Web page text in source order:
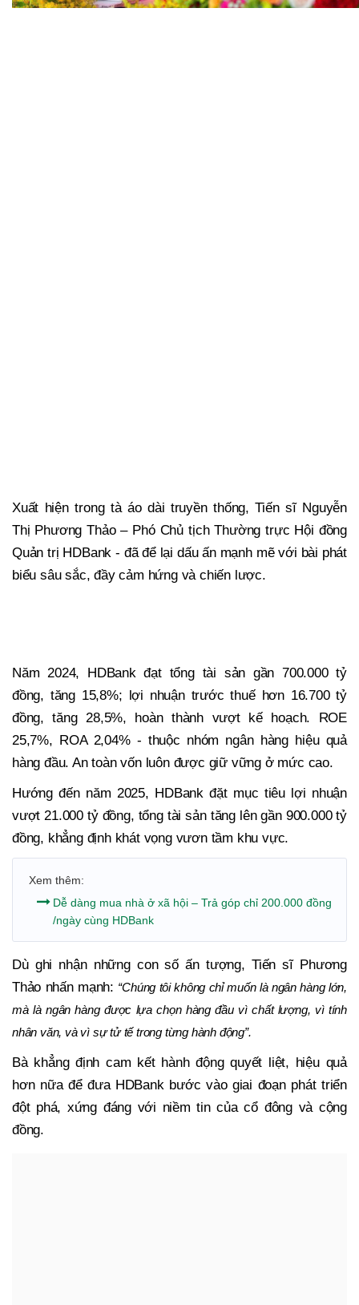
Xuất hiện trong tà áo dài truyền thống, Tiến sĩ Nguyễn
Thị Phương Thảo – Phó Chủ tịch Thường trực Hội đồng
Quản trị HDBank - đã để lại dấu ấn mạnh mẽ với bài phát
biểu sâu sắc, đầy cảm hứng và chiến lược.
Năm 2024, HDBank đạt tổng tài sản gần 700.000 tỷ
đồng, tăng 15,8%; lợi nhuận trước thuế hơn 16.700 tỷ
đồng, tăng 28,5%, hoàn thành vượt kế hoạch. ROE
25,7%, ROA 2,04% - thuộc nhóm ngân hàng hiệu quả
hàng đầu. An toàn vốn luôn được giữ vững ở mức cao.
Hướng đến năm 2025, HDBank đặt mục tiêu lợi nhuận
vượt 21.000 tỷ đồng, tổng tài sản tăng lên gần 900.000 tỷ
đồng, khẳng định khát vọng vươn tầm khu vực.
Xem thêm:
Dễ dàng mua nhà ở xã hội – Trả góp chỉ 200.000 đồng
/ngày cùng HDBank
Dù ghi nhận những con số ấn tượng, Tiến sĩ Phương
Thảo nhấn mạnh: “Chúng tôi không chỉ muốn là ngân hàng lớn,
mà là ngân hàng được lựa chọn hàng đầu vì chất lượng, vì tính
nhân văn, và vì sự tử tế trong từng hành động”.
Bà khẳng định cam kết hành động quyết liệt, hiệu quả
hơn nữa để đưa HDBank bước vào giai đoạn phát triển
đột phá, xứng đáng với niềm tin của cổ đông và cộng
đồng.